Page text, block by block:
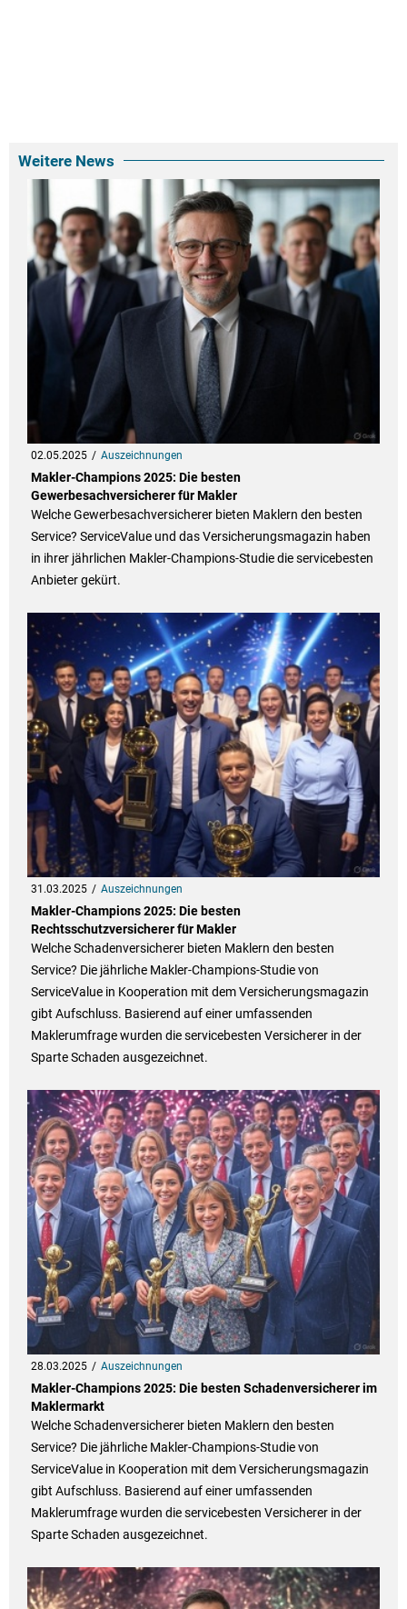
Weitere News
02.05.2025 Auszeichnungen
Makler-Champions 2025: Die besten
Gewerbesachversicherer für Makler
Welche Gewerbesachversicherer bieten Maklern den besten
Service? ServiceValue und das Versicherungsmagazin haben
in ihrer jährlichen Makler-Champions-Studie die servicebesten
Anbieter gekürt.
31.03.2025 Auszeichnungen
Makler-Champions 2025: Die besten
Rechtsschutzversicherer für Makler
Welche Schadenversicherer bieten Maklern den besten
Service? Die jährliche Makler-Champions-Studie von
ServiceValue in Kooperation mit dem Versicherungsmagazin
gibt Aufschluss. Basierend auf einer umfassenden
Maklerumfrage wurden die servicebesten Versicherer in der
Sparte Schaden ausgezeichnet.
28.03.2025 Auszeichnungen
Makler-Champions 2025: Die besten Schadenversicherer im
Maklermarkt
Welche Schadenversicherer bieten Maklern den besten
Service? Die jährliche Makler-Champions-Studie von
ServiceValue in Kooperation mit dem Versicherungsmagazin
gibt Aufschluss. Basierend auf einer umfassenden
Maklerumfrage wurden die servicebesten Versicherer in der
Sparte Schaden ausgezeichnet.